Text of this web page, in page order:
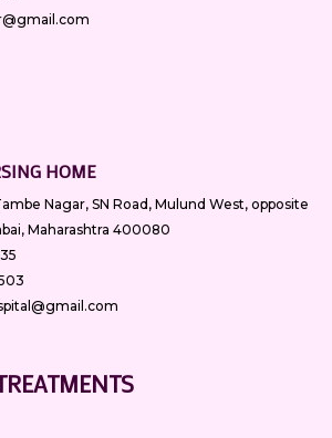
HOME
Nagar, SN Road, Mulund West, opposite
Maharashtra 400080